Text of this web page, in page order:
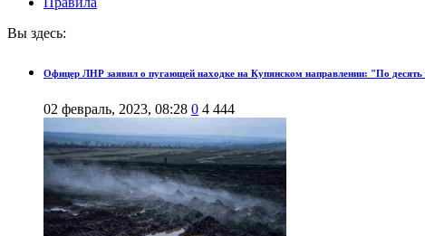
Вы здесь:
Офицер ЛНР заявил о пугающей находке на Купянском направлении: "По десять
02 февраль, 2023, 08:28 0 4 444